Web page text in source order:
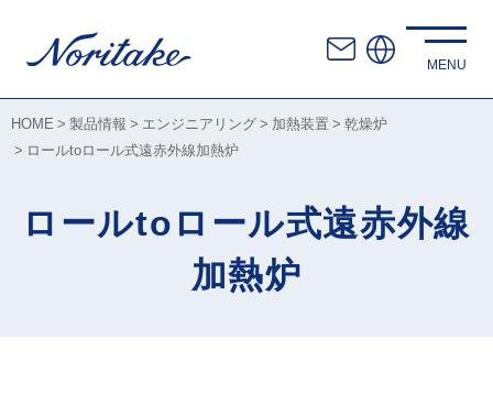
HOME 製品情報 エンジニアリング 加熱装置
乾燥炉
ロールtoロール式遠赤外線加熱炉
ロールtoロール式遠赤外線
加熱炉